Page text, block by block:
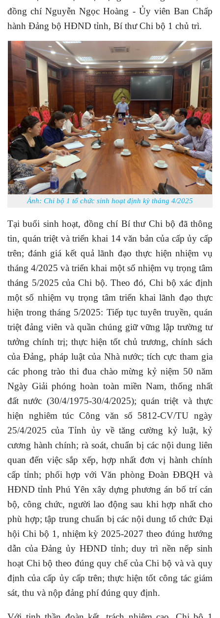
đồng chí Nguyễn Ngọc Hoàng - Ủy viên Ban Chấp
hành Đảng bộ HĐND tỉnh, Bí thư Chi bộ 1 chủ trì.
Ảnh: Chi bộ 1 tổ chức sinh hoạt định kỳ tháng 4/2025
Tại buổi sinh hoạt, đồng chí Bí thư Chi bộ đã thông
tin, quán triệt và triển khai 14 văn bản của cấp ủy cấp
trên; đánh giá kết quả lãnh đạo thực hiện nhiệm vụ
tháng 4/2025 và triển khai một số nhiệm vụ trọng tâm
tháng 5/2025 của Chi bộ. Theo đó, Chi bộ xác định
một số nhiệm vụ trọng tâm triển khai lãnh đạo thực
hiện trong tháng 5/2025: Tiếp tục tuyên truyền, quán
triệt đảng viên và quần chúng giữ vững lập trường tư
tưởng chính trị; thực hiện tốt chủ trương, chính sách
của Đảng, pháp luật của Nhà nước; tích cực tham gia
các phong trào thi đua chào mừng kỷ niệm 50 năm
Ngày Giải phóng hoàn toàn miền Nam, thống nhất
đất nước (30/4/1975-30/4/2025); quán triệt và thực
hiện nghiêm túc Công văn số 5812-CV/TU ngày
25/4/2025 của Tỉnh ủy về tăng cường kỷ luật, kỷ
cương hành chính; rà soát, chuẩn bị các nội dung liên
quan đến việc sắp xếp, hợp nhất đơn vị hành chính
cấp tỉnh; phối hợp với Văn phòng Đoàn ĐBQH và
HĐND tỉnh Phú Yên xây dựng phương án bố trí cán
bộ, công chức, người lao động sau khi hợp nhất cho
phù hợp; tập trung chuẩn bị các nội dung tổ chức Đại
hội Chi bộ 1, nhiệm kỳ 2025-2027 theo đúng hướng
dẫn của Đảng ủy HĐND tỉnh; duy trì nền nếp sinh
hoạt Chi bộ theo đúng quy chế của Chi bộ và và quy
định của cấp ủy cấp trên; thực hiện tốt công tác giám
sát, thu và nộp đảng phí đúng quy định.